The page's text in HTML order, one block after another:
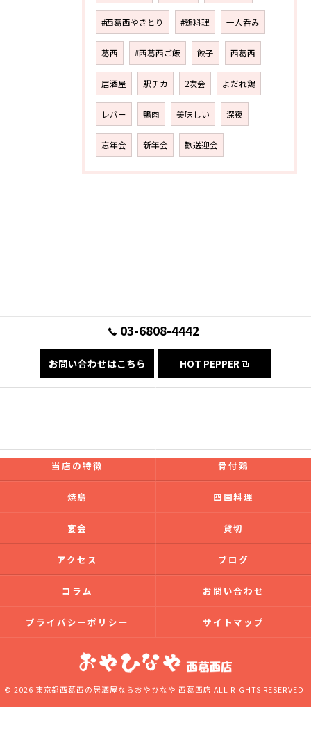
#西葛西やきとり #鶏料理 一人呑み
葛西 #西葛西ご飯 餃子 西葛西
居酒屋 駅チカ 2次会 よだれ鶏
レバー 鴨肉 美味しい 深夜
忘年会 新年会 歓送迎会
03-6808-4442
お問い合わせはこちら HOT PEPPER
当店の特徴 骨付鶏
焼鳥 四国料理
宴会 貸切
アクセス ブログ
コラム お問い合わせ
プライバシーポリシー サイトマップ
© 2026 東京都西葛西の居酒屋ならおやひなや 西葛西店 ALL RIGHTS RESERVED.